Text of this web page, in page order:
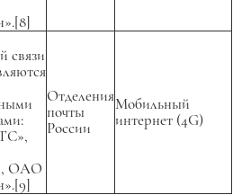
связи
ОАО
Отделения
почты
России
Мобильный
интернет (4G)